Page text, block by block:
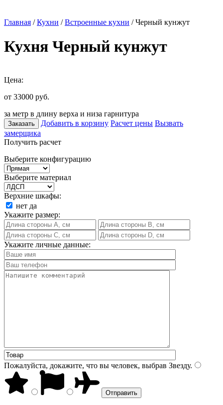
Главная /Кухни /Встроенные кухни / Черный кунжут
Кухня Черный кунжут
Цена:
от 33000 руб.
за метр в длину верха и низа гарнитура
Заказать Добавить в корзину Расчет цены Вызвать
замерщика
Получить расчет
Выберите конфигурацию
Выберите материал
Верхние шкафы:
нет да
Укажите размер:
Укажите личные данные:
Пожалуйста, докажите, что вы человек, выбрав Звезду.